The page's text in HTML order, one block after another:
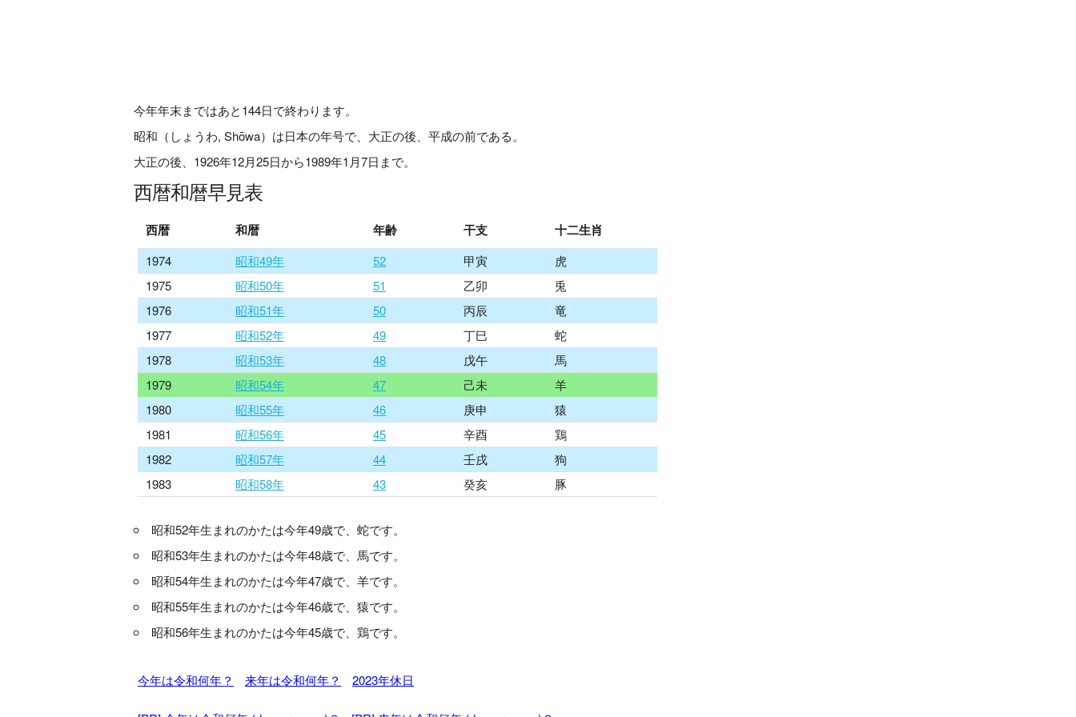
今年年末まではあと144日で終わります。
昭和（しょうわ, Shōwa）は日本の年号で、大正の後、平成の前である。
大正の後、1926年12月25日から1989年1月7日まで。
西暦和暦早見表
西暦 和暦 年齢 干支 十二生肖
1974 昭和49年 52 甲寅
虎
1975
昭和50年 51 乙卯
兎
1976
昭和51年 50 丙辰
竜
1977
昭和52年 49 丁巳
蛇
1978
昭和53年 48 戊午
馬
1979
昭和54年 47 己未
羊
1980
昭和55年 46 庚申
猿
1981
昭和56年 45 辛酉
鶏
1982
昭和57年 44 壬戌
狗
1983
昭和58年 43 癸亥 豚
昭和52年生まれのかたは今年49歳で、蛇です。
昭和53年生まれのかたは今年48歳で、馬です。
昭和54年生まれのかたは今年47歳で、羊です。
昭和55年生まれのかたは今年46歳で、猿です。
昭和56年生まれのかたは今年45歳で、鶏です。
今年は令和何年？ 来年は令和何年？ 2023年休日